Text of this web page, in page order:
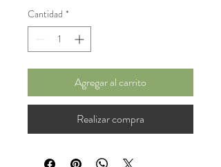
Cantidad *
Agregar al carrito
Realizar compra